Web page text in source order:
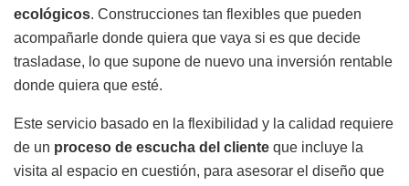
ecológicos. Construcciones tan flexibles que pueden
acompañarle donde quiera que vaya si es que decide
trasladase, lo que supone de nuevo una inversión rentable
donde quiera que esté.
Este servicio basado en la flexibilidad y la calidad requiere
de un proceso de escucha del cliente que incluye la
visita al espacio en cuestión, para asesorar el diseño que